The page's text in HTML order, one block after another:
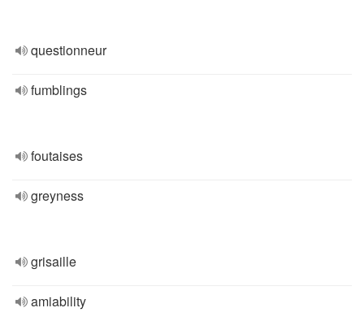
questionneur
fumblings
foutaises
greyness
grisaille
amiability